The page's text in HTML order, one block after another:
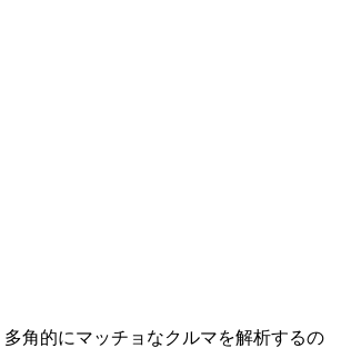
角的にマッチョなクルマを解析するの